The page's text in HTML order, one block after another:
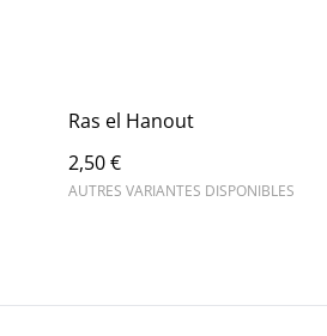
Ras el Hanout
2,50 €
AUTRES VARIANTES DISPONIBLES